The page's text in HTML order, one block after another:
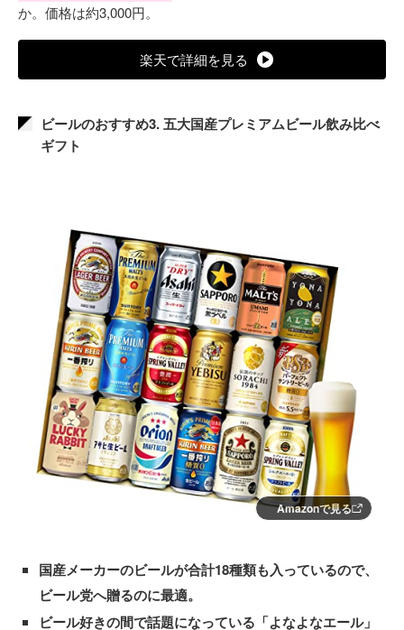
か。価格は約3,000円。
楽天で詳細を見る
ビールのおすすめ3. 五大国産プレミアムビール飲み比べ
ギフト
Amazonで見る
国産メーカーのビールが合計18種類も入っているので、
ビール党へ贈るのに最適。
ビール好きの間で話題になっている「よなよなエール」